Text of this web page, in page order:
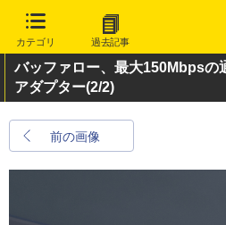
カテゴリ 過去記事
バッファロー、最大150Mbpsの
アダプター(2/2)
前の画像